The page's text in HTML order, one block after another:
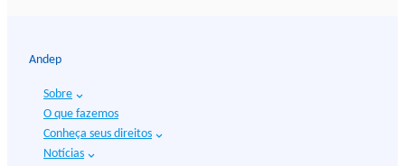
Andep
Sobre
O que fazemos
Conheça seus direitos
Notícias